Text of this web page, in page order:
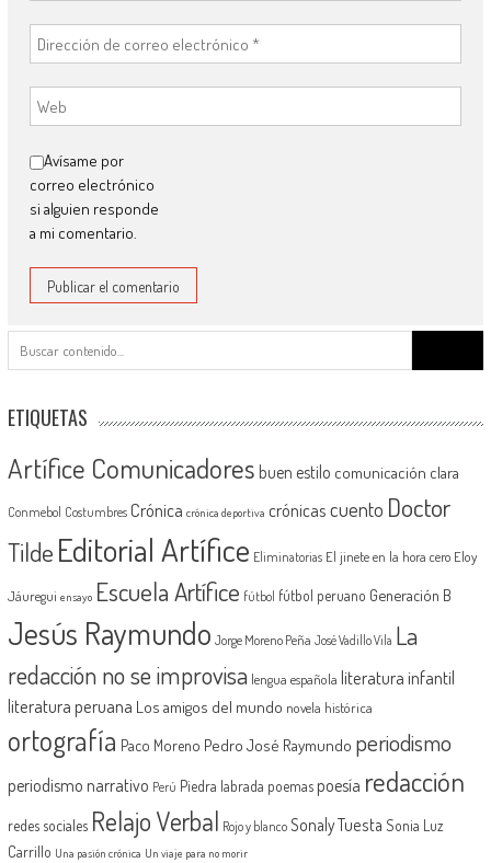
Avísame por
correo electrónico
si alguien responde
a mi comentario.
ETIQUETAS
Artífice Comunicadores buen estilo comunicación clara
Conmebol Costumbres Crónica crónica deportiva crónicascuento Doctor
Tilde Editorial Artífice Eliminatorias El jinete en la hora cero Eloy
Jáuregui ensayo Escuela Artífice fútbol fútbol peruano Generación B
Jesús Raymundo Jorge Moreno Peña José Vadillo Vila La
redacción no se improvisa lengua española literatura infantil
literatura peruana Los amigos del mundo novela histórica
ortografía Paco Moreno Pedro José Raymundo periodismo
periodismo narrativo Perú Piedra labrada poemas poesía redacción
redes sociales Relajo Verbal Rojo y blanco Sonaly Tuesta Sonia Luz
Carrillo Una pasión crónica Un viaje para no morir